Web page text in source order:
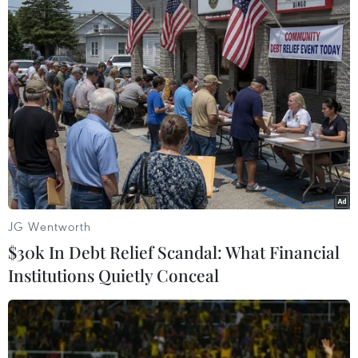
Theo dõi VietnamPlus
TIN LIÊN QUAN
JG Wentworth
$30k In Debt Relief Scandal: What Financial
Institutions Quietly Conceal